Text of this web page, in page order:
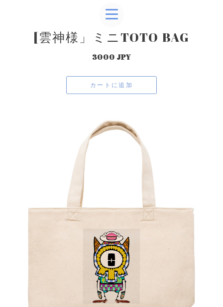
[雲神様」ミニTOTO BAG
3000 JPY
カートに追加